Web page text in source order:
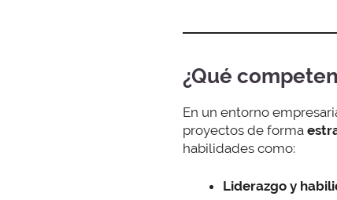
¿Qué
En un entorno
proyectos de forma
habilidades como:
Liderazgo y